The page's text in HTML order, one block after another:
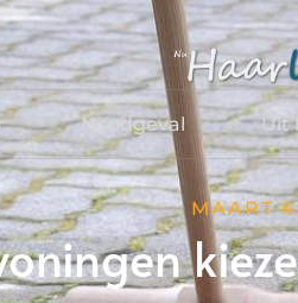
Noodgeval Uit
MAART